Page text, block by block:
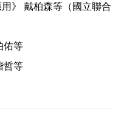
用》 戴柏森等（國立聯合
佑等
哲等